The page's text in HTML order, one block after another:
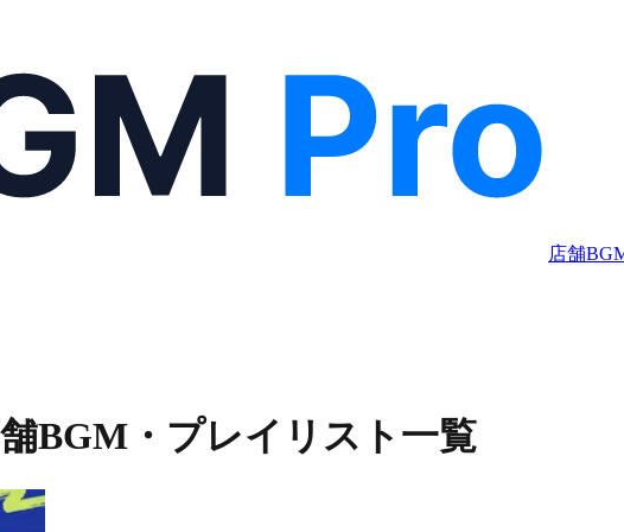
店舗
BGM・プレイリスト一覧